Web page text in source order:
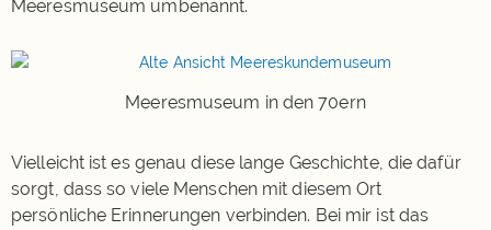
Meeresmuseum umbenannt.
Meeresmuseum in den 70ern
Vielleicht ist es genau diese lange Geschichte, die dafür
sorgt, dass so viele Menschen mit diesem Ort
persönliche Erinnerungen verbinden. Bei mir ist das